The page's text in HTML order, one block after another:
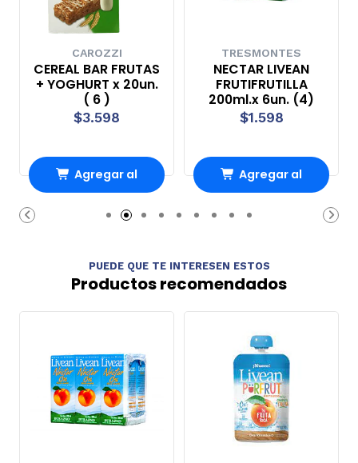
CAROZZI
CEREAL BAR FRUTAS
+ YOGHURT x 20un.
( 6 )
$3.598
Agregar al
Carro
TRESMONTES
NECTAR LIVEAN
FRUTIFRUTILLA
200ml.x 6un. (4)
$1.598
Agregar al
Carro
PUEDE QUE TE INTERESEN ESTOS
Productos recomendados